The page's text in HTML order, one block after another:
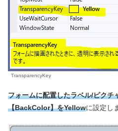
TransparencyKey
フォームに配置したラベル/ピクチ
【BackColor】をYellowに設定し